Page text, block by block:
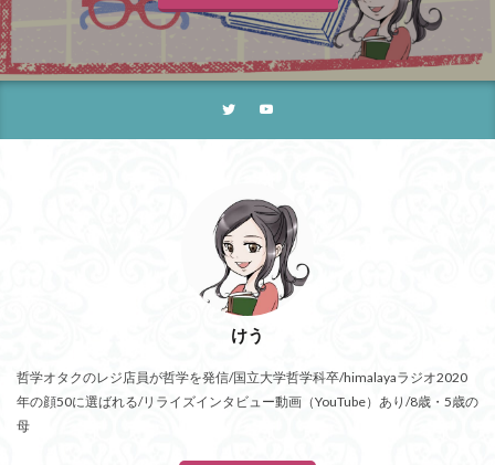
けう
哲学オタクのレジ店員が哲学を発信/国立大学哲学科卒/himalayaラジオ2020
年の顔50に選ばれる/リライズインタビュー動画（YouTube）あり/8歳・5歳の
母